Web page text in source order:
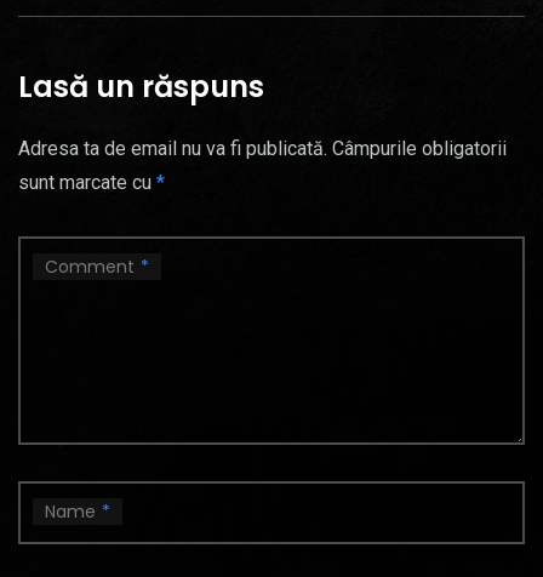
Lasă un răspuns
Adresa ta de email nu va fi publicată. Câmpurile obligatorii
sunt marcate cu *
Comment *
Name *